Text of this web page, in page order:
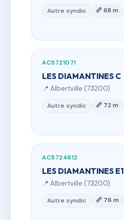
Autre syndic 📏 68 m
AC5721071
LES DIAMANTINES C
📍 Albertville (73200)
Autre syndic 📏 72 m
AC5724612
LES DIAMANTINES E1
📍 Albertville (73200)
Autre syndic 📏 76 m